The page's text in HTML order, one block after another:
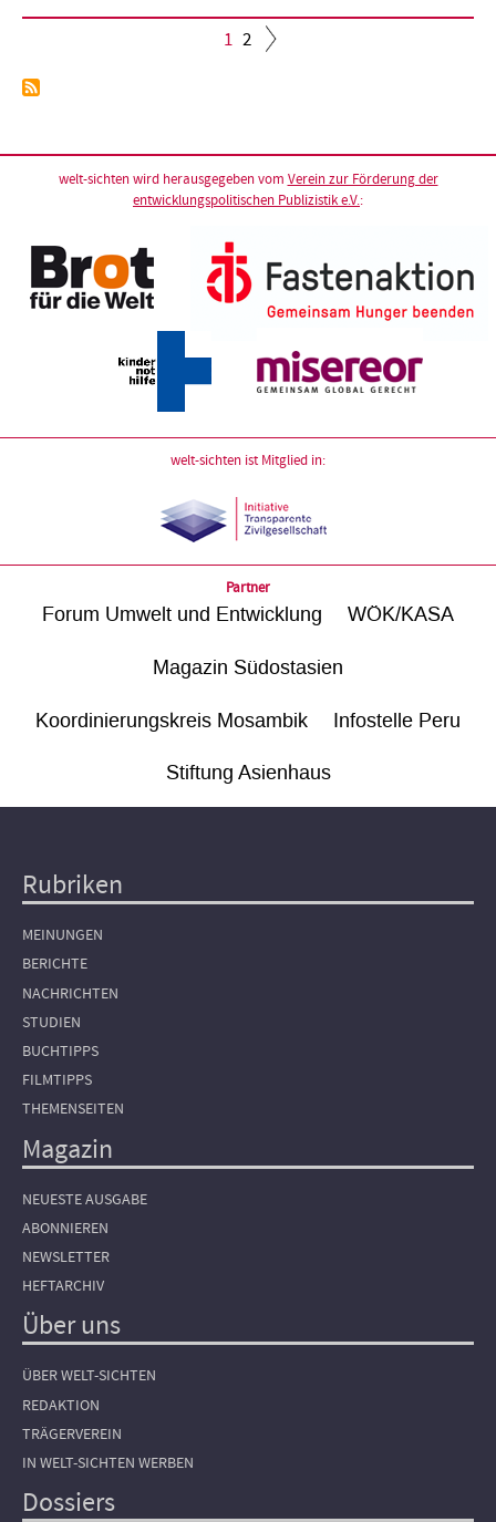
Seitennummerierung
Aktuelle
1 Seite
2
welt-sichten wird herausgegeben vom Verein zur Förderung der
entwicklungspolitischen Publizistik e.V.:
welt-sichten ist Mitglied in:
Partner
Forum Umwelt und Entwicklung WÖK/KASA
Magazin Südostasien
Koordinierungskreis Mosambik Infostelle Peru
Stiftung Asienhaus
Hauptnavigation
Rubriken
MEINUNGEN
BERICHTE
NACHRICHTEN
STUDIEN
BUCHTIPPS
FILMTIPPS
THEMENSEITEN
Magazin
NEUESTE AUSGABE
ABONNIEREN
NEWSLETTER
HEFTARCHIV
Über uns
ÜBER WELT-SICHTEN
REDAKTION
TRÄGERVEREIN
IN WELT-SICHTEN WERBEN
Dossiers